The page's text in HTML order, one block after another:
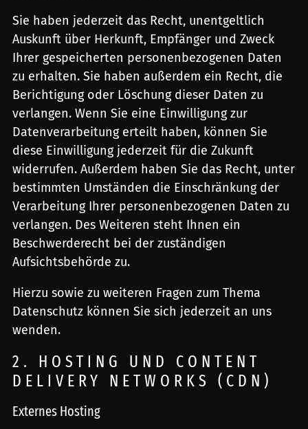
Sie haben jederzeit das Recht, unentgeltlich
Auskunft über Herkunft, Empfänger und Zweck
Ihrer gespeicherten personenbezogenen Daten
zu erhalten. Sie haben außerdem ein Recht, die
Berichtigung oder Löschung dieser Daten zu
verlangen. Wenn Sie eine Einwilligung zur
Datenverarbeitung erteilt haben, können Sie
diese Einwilligung jederzeit für die Zukunft
widerrufen. Außerdem haben Sie das Recht, unter
bestimmten Umständen die Einschränkung der
Verarbeitung Ihrer personenbezogenen Daten zu
verlangen. Des Weiteren steht Ihnen ein
Beschwerderecht bei der zuständigen
Aufsichtsbehörde zu.
Hierzu sowie zu weiteren Fragen zum Thema
Datenschutz können Sie sich jederzeit an uns
wenden.
2. HOSTING UND CONTENT
DELIVERY NETWORKS (CDN)
Externes Hosting